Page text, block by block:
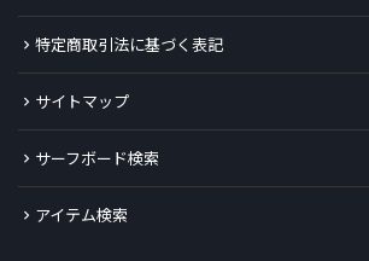
特定商取引法に基づく表記
サイトマップ
サーフボード検索
アイテム検索